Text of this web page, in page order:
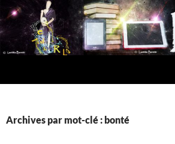
Aller
au
contenu
Archives par mot-clé : bonté